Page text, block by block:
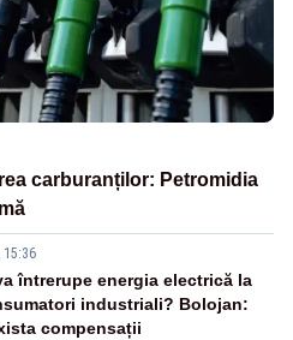
carburanților: Petromidia
15:36
întrerupe energia electrică la
industriali? Bolojan:
compensații